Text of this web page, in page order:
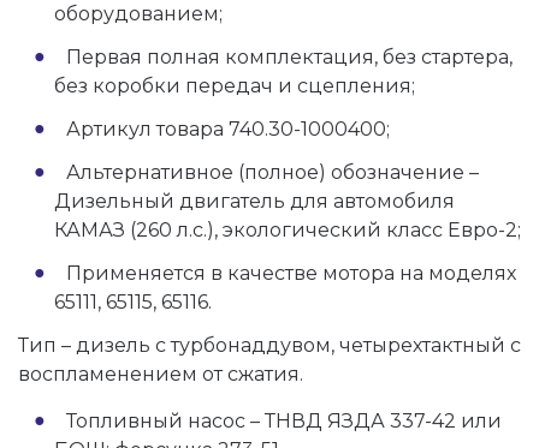
оборудованием;
Первая полная комплектация, без стартера,
без коробки передач и сцепления;
Артикул товара 740.30-1000400;
Альтернативное (полное) обозначение –
Дизельный двигатель для автомобиля
КАМАЗ (260 л.с.), экологический класс Евро-2;
Применяется в качестве мотора на моделях
65111, 65115, 65116.
Тип – дизель с турбонаддувом, четырехтактный с
воспламенением от сжатия.
Топливный насос – ТНВД ЯЗДА 337-42 или